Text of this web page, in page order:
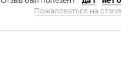
Пожаловаться на отзыв